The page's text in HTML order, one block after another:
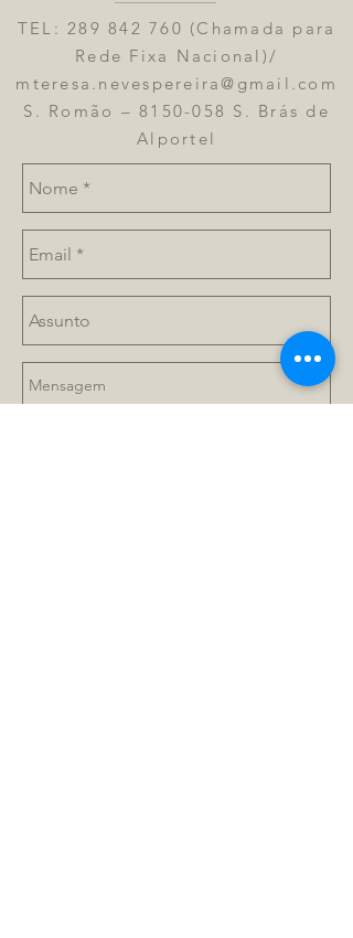
TEL: 289 842 760 (Chamada para
Rede Fixa Nacional)/
mteresa.nevespereira@gmail.com
S. Romão – 8150-058 S. Brás de
Alportel